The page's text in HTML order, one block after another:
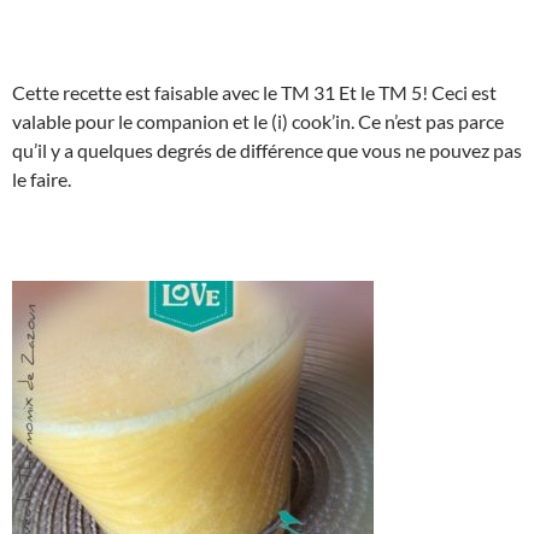
Cette recette est faisable avec le TM 31 Et le TM 5! Ceci est
valable pour le companion et le (i) cook’in. Ce n’est pas parce
qu’il y a quelques degrés de différence que vous ne pouvez pas
le faire.